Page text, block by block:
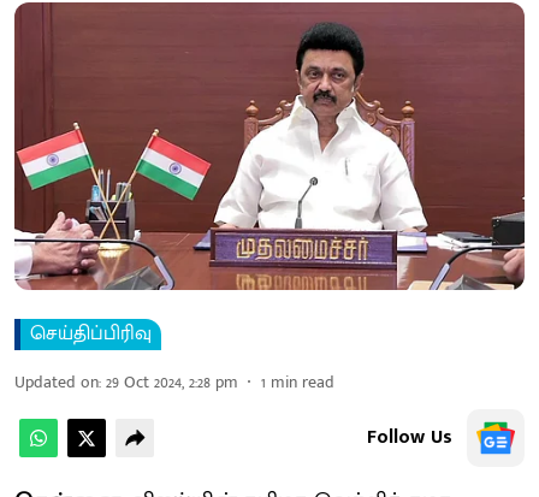
செய்திப்பிரிவு
Updated on:29 Oct 2024, 2:28 pm 1 min read
Follow Us